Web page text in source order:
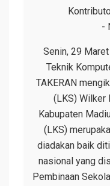
Senin, 29
Teknik
TAKERAN
(LKS) Wilker
Kabupaten
(LKS)
diadakan baik
nasional yang
Pembinaan